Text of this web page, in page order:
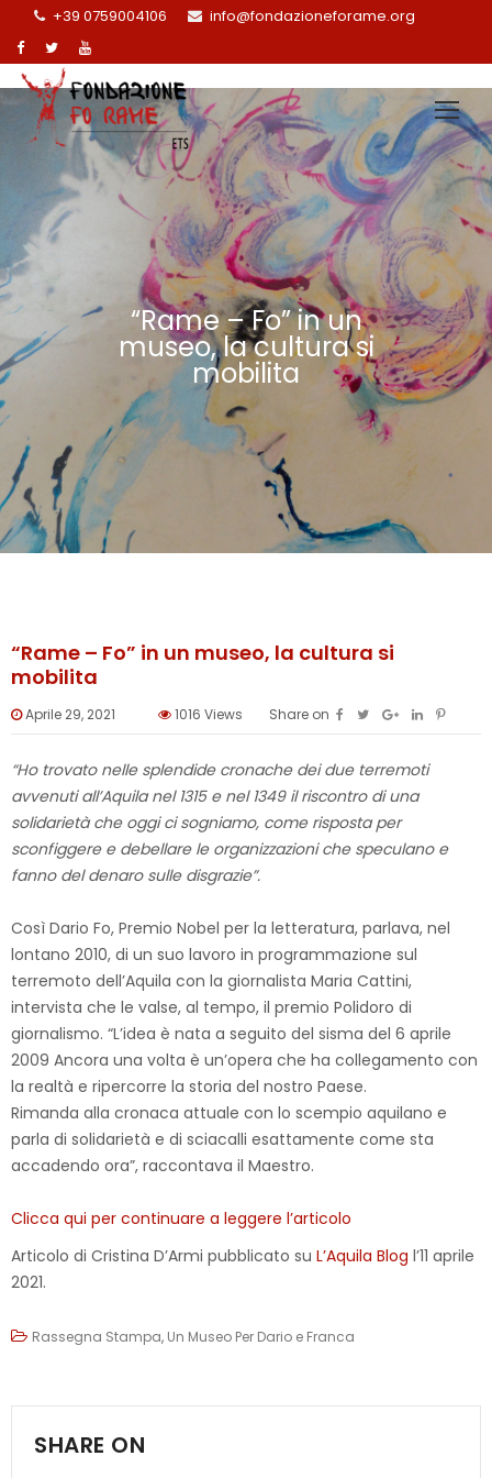
+39 0759004106 info@fondazioneforame.org
“Rame – Fo” in un
museo, la cultura si
mobilita
“Rame – Fo” in un museo, la cultura si
mobilita
Aprile 29, 2021 1016 Views Share on
“Ho trovato nelle splendide cronache dei due terremoti
avvenuti all’Aquila nel 1315 e nel 1349 il riscontro di una
solidarietà che oggi ci sogniamo, come risposta per
sconfiggere e debellare le organizzazioni che speculano e
fanno del denaro sulle disgrazie”.
Così Dario Fo, Premio Nobel per la letteratura, parlava, nel
lontano 2010, di un suo lavoro in programmazione sul
terremoto dell’Aquila con la giornalista Maria Cattini,
intervista che le valse, al tempo, il premio Polidoro di
giornalismo. “L’idea è nata a seguito del sisma del 6 aprile
2009 Ancora una volta è un’opera che ha collegamento con
la realtà e ripercorre la storia del nostro Paese.
Rimanda alla cronaca attuale con lo scempio aquilano e
parla di solidarietà e di sciacalli esattamente come sta
accadendo ora”, raccontava il Maestro.
Clicca qui per continuare a leggere l’articolo
Articolo di Cristina D’Armi pubblicato su L’Aquila Blog l’11 aprile
2021.
Rassegna Stampa, Un Museo Per Dario e Franca
SHARE ON